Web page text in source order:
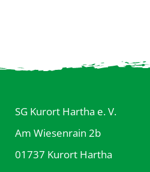
SG Kurort Hartha e. V.
Am Wiesenrain 2b
01737 Kurort Hartha